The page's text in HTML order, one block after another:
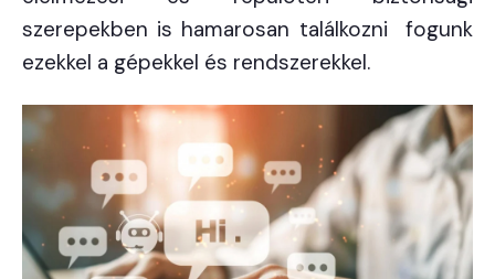
szerepekben is hamarosan találkozni fogunk
ezekkel a gépekkel és rendszerekkel.